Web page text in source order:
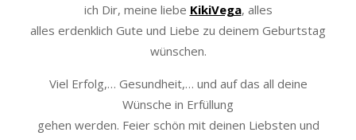
ich Dir, meine liebe KikiVega, alles
alles erdenklich Gute und Liebe zu deinem Geburtstag
wünschen.
Viel Erfolg,… Gesundheit,… und auf das all deine
Wünsche in Erfüllung
gehen werden. Feier schön mit deinen Liebsten und